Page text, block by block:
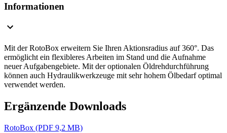
Informationen
Mit der RotoBox erweitern Sie Ihren Aktionsradius auf 360°. Das
ermöglicht ein flexibleres Arbeiten im Stand und die Aufnahme
neuer Aufgabengebiete. Mit der optionalen Öldrehdurchführung
können auch Hydraulikwerkzeuge mit sehr hohem Ölbedarf optimal
verwendet werden.
Ergänzende Downloads
RotoBox (PDF 9,2 MB)